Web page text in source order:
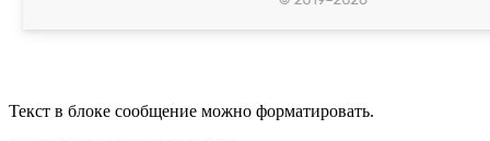
Текст в блоке сообщение можно форматировать.